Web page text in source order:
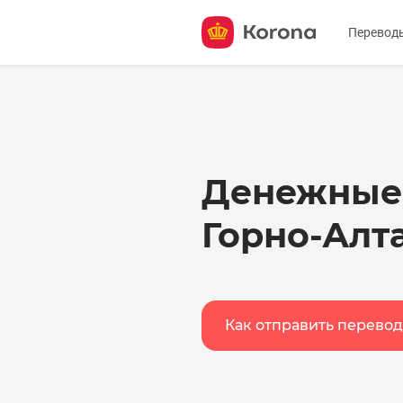
Горно-
Как отправить перевод